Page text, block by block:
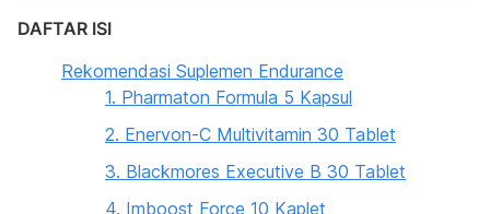
DAFTAR ISI
Rekomendasi Suplemen Endurance
1. Pharmaton Formula 5 Kapsul
2. Enervon-C Multivitamin 30 Tablet
3. Blackmores Executive B 30 Tablet
4. Imboost Force 10 Kaplet